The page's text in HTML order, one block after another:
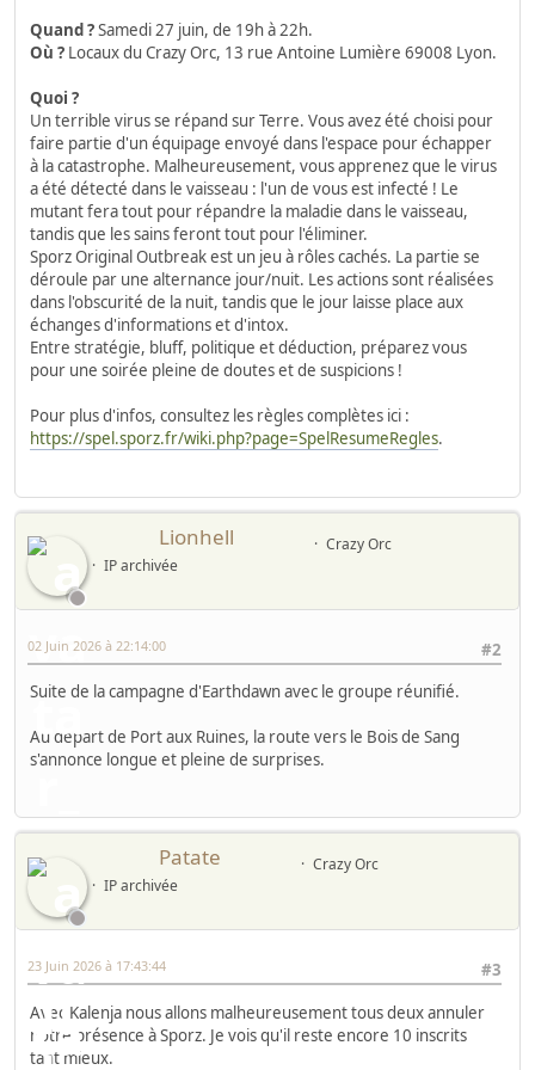
Quand ?Samedi 27 juin, de 19h à 22h.
Où ? Locaux du Crazy Orc, 13 rue Antoine Lumière 69008 Lyon.
Quoi ?
Un terrible virus se répand sur Terre. Vous avez été choisi pour
faire partie d'un équipage envoyé dans l'espace pour échapper
à la catastrophe. Malheureusement, vous apprenez que le virus
a été détecté dans le vaisseau : l'un de vous est infecté ! Le
mutant fera tout pour répandre la maladie dans le vaisseau,
tandis que les sains feront tout pour l'éliminer.
Sporz Original Outbreak est un jeu à rôles cachés. La partie se
déroule par une alternance jour/nuit. Les actions sont réalisées
dans l'obscurité de la nuit, tandis que le jour laisse place aux
échanges d'informations et d'intox.
Entre stratégie, bluff, politique et déduction, préparez vous
pour une soirée pleine de doutes et de suspicions !
Pour plus d'infos, consultez les règles complètes ici :
https://spel.sporz.fr/wiki.php?page=SpelResumeRegles.
Lionhell
Crazy Orc
IP archivée
#2
02 Juin 2026 à 22:14:00
Suite de la campagne d'Earthdawn avec le groupe réunifié.
Au départ de Port aux Ruines, la route vers le Bois de Sang
s'annonce longue et pleine de surprises.
Patate
Crazy Orc
IP archivée
#3
23 Juin 2026 à 17:43:44
Avec Kalenja nous allons malheureusement tous deux annuler
notre présence à Sporz. Je vois qu'il reste encore 10 inscrits
tant mieux.